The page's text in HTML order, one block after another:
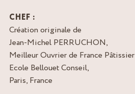
CHEF :
Création originale de
Jean-Michel PERRUCHON,
Meilleur Ouvrier de France Pâtissier
Ecole Bellouet Conseil,
Paris, France